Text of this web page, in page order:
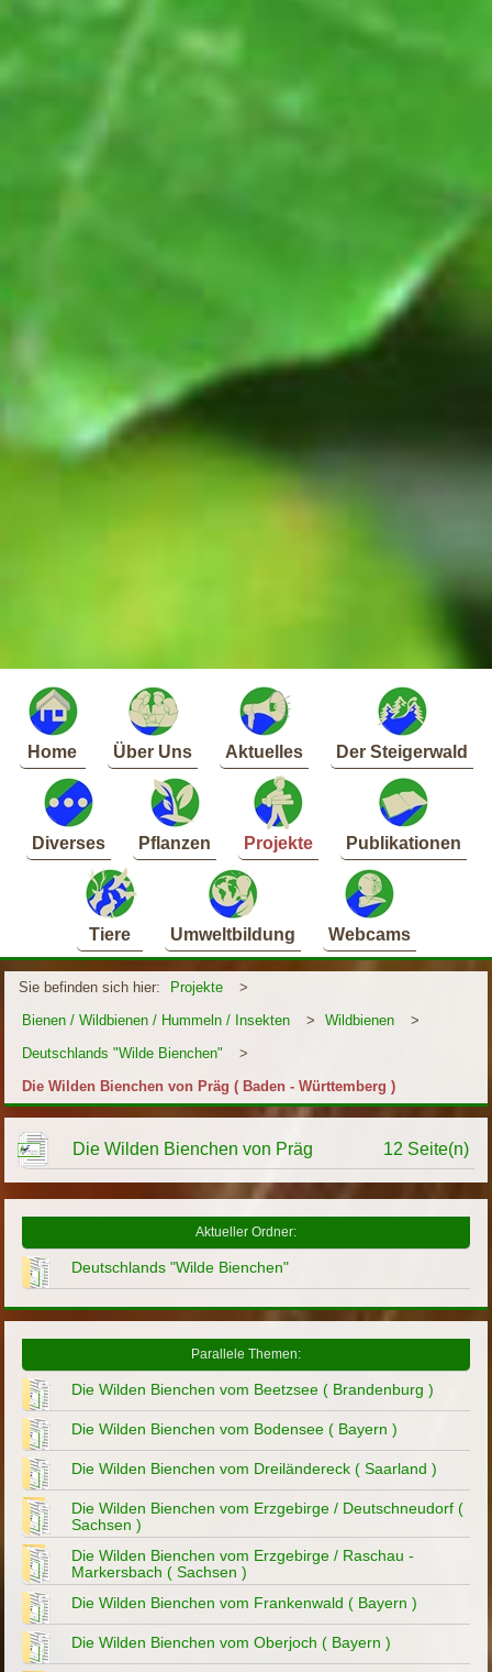
Home Über Uns Aktuelles Der Steigerwald
Diverses Pflanzen Projekte Publikationen
Tiere Umweltbildung Webcams
Sie befinden sich hier: Projekte
>
Bienen / Wildbienen / Hummeln / Insekten
> Wildbienen
>
Deutschlands "Wilde Bienchen"
>
Die Wilden Bienchen von Präg ( Baden - Württemberg )
Die Wilden Bienchen von Präg 12 Seite(n)
Aktueller Ordner:
Deutschlands "Wilde Bienchen"
Parallele Themen:
Die Wilden Bienchen vom Beetzsee ( Brandenburg )
Die Wilden Bienchen vom Bodensee ( Bayern )
Die Wilden Bienchen vom Dreiländereck ( Saarland )
Die Wilden Bienchen vom Erzgebirge / Deutschneudorf (
Sachsen )
Die Wilden Bienchen vom Erzgebirge / Raschau -
Markersbach ( Sachsen )
Die Wilden Bienchen vom Frankenwald ( Bayern )
Die Wilden Bienchen vom Oberjoch ( Bayern )